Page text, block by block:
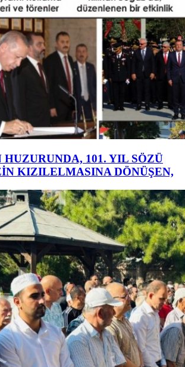
HUZURUNDA, 101. YIL SÖZÜ
KIZILELMASINA DÖNÜŞEN,